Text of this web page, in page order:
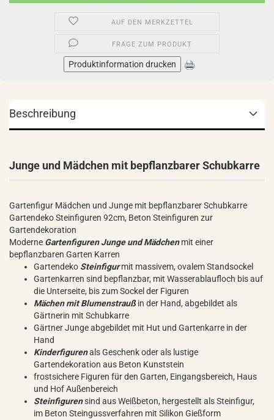
AUF DEN MERKZETTEL
FRAGE ZUM PRODUKT
Produktinformation drucken
Beschreibung
Junge und Mädchen mit bepflanzbarer Schubkarre
Gartenfigur Mädchen und Junge mit bepflanzbarer Schubkarre
Gartendeko Steinfiguren 92cm, Beton Steinfiguren zur
Gartendekoration
Moderne Gartenfiguren Junge und Mädchenmit einer
bepflanzbaren Garten Karren
Gartendeko Steinfigurmit massivem, ovalem Standsockel
Gartenkarren sind bepflanzbar, mit Wasserablaufloch bis auf
die Unterseite, bis zum Sockel der Figuren
Mächen mit Blumenstraußin der Hand, abgebildet als
Gärtnerin mit Schubkarre
Gärtner Junge abgebildet mit Hut und Gartenkarre in der
Hand
Kinderfigurenals Geschenk oder als lustige
Gartendekoration aus Beton Kunststein
frostsichere Figuren für den Garten, Eingangsbereich, Haus
und Hof Außenbereich
Steinfigurensind aus Weißbeton, hergestellt als Steinfigur,
im Beton Steingussverfahren mit Silikon Gießform